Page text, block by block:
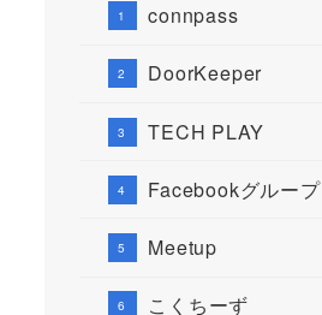
connpass
DoorKeeper
TECH PLAY
Facebookグループ
Meetup
こくちーず